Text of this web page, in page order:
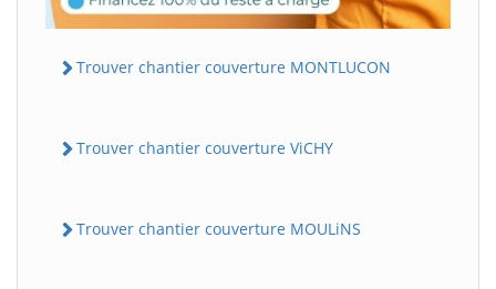
Trouver chantier couverture MONTLUCON
Trouver chantier couverture ViCHY
Trouver chantier couverture MOULiNS